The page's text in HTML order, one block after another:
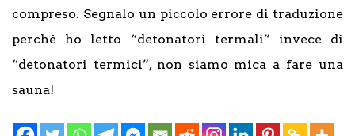
compreso. Segnalo un piccolo errore di traduzione
perché ho letto “detonatori termali” invece di
“detonatori termici”, non siamo mica a fare una
sauna!